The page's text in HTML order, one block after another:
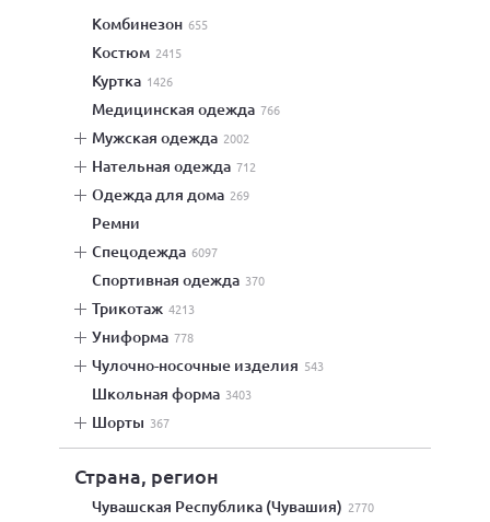
комбинезон 655
костюм 2415
куртка 1426
медицинская одежда 766
мужская одежда 2002
нательная одежда 712
одежда для дома 269
ремни
спецодежда 6097
спортивная одежда 370
трикотаж 4213
униформа 778
чулочно-носочные изделия 543
школьная форма 3403
шорты 367
Страна, регион
Чувашская Республика (Чувашия) 2770